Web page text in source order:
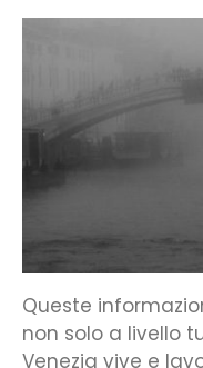
Queste
non solo a livello
Venezia vive e